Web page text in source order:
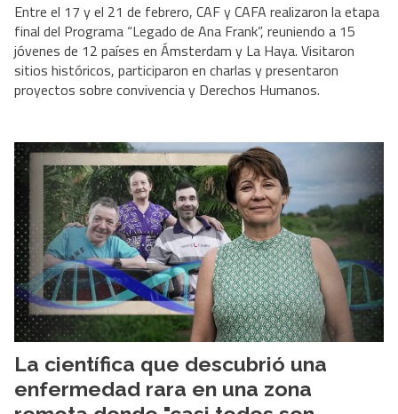
Entre el 17 y el 21 de febrero, CAF y CAFA realizaron la etapa
final del Programa “Legado de Ana Frank”, reuniendo a 15
jóvenes de 12 países en Ámsterdam y La Haya. Visitaron
sitios históricos, participaron en charlas y presentaron
proyectos sobre convivencia y Derechos Humanos.
La científica que descubrió una
enfermedad rara en una zona